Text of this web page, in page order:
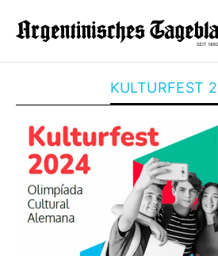
KULTURFEST